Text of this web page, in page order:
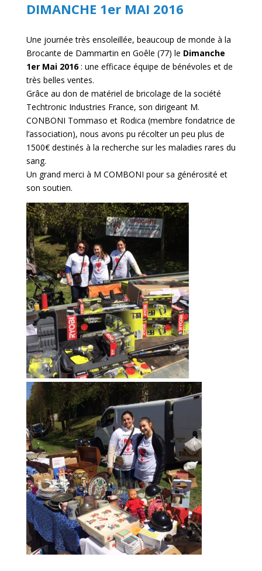
DIMANCHE 1er MAI 2016
Une journée très ensoleillée, beaucoup de monde à la
Brocante de Dammartin en Goêle (77) le Dimanche
1er Mai 2016: une efficace équipe de bénévoles et de
très belles ventes.
Grâce au don de matériel de bricolage de la société
Techtronic Industries France, son dirigeant M.
CONBONI Tommaso et Rodica (membre fondatrice de
l’association), nous avons pu récolter un peu plus de
1500€ destinés à la recherche sur les maladies rares du
sang.
Un grand merci à M COMBONI pour sa générosité et
son soutien.